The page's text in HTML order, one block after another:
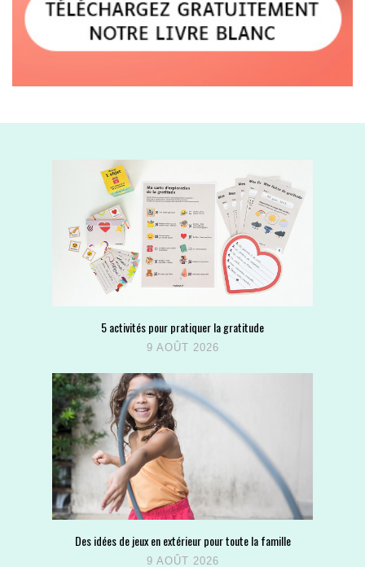
5 activités pour pratiquer la gratitude
9 AOÛT 2026
Des idées de jeux en extérieur pour toute la famille
9 AOÛT 2026